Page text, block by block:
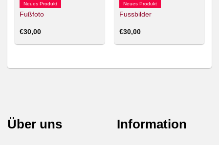
Neues Produkt
Fußfoto
€30,00
Neues Produkt
Fussbilder
€30,00
Über uns Information